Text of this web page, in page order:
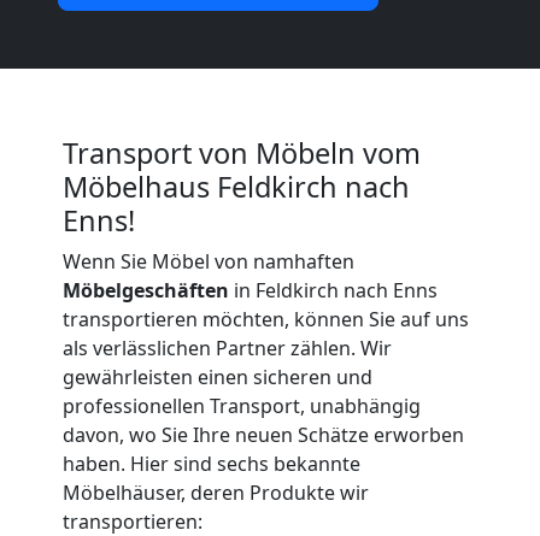
Transport von Möbeln vom
Möbelhaus Feldkirch nach
Enns!
Wenn Sie Möbel von namhaften
Möbelgeschäften in Feldkirch nach Enns
transportieren möchten, können Sie auf uns
als verlässlichen Partner zählen. Wir
gewährleisten einen sicheren und
professionellen Transport, unabhängig
davon, wo Sie Ihre neuen Schätze erworben
haben. Hier sind sechs bekannte
Möbelhäuser, deren Produkte wir
transportieren: